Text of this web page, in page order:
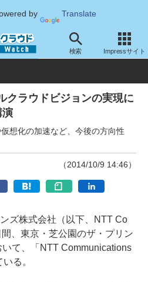
by Translate
検索 Impressサイト
NTT NTT Communications Forum
クラウドビジョンの実現に
演
想化の加速など、今後の方向性
（2014/10/9 14:46）
ズ株式会社（以下、NTT Co
、東京・芝公園のザ・プリン
て、「NTT Communications
る。